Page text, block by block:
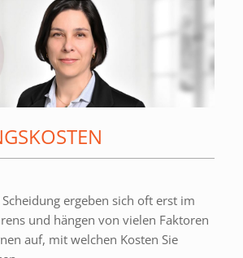
ergeben sich oft erst im
und hängen von vielen Faktoren
auf, mit welchen Kosten Sie